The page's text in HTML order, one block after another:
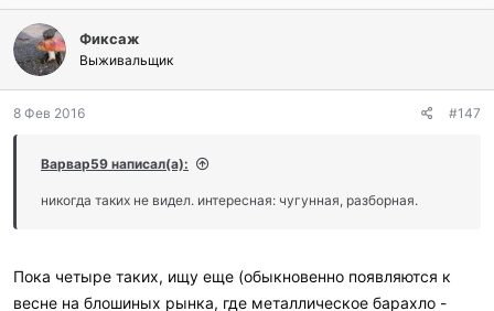
Фиксаж
Выживальщик
8 Фев 2016 #147
Варвар59 написал(а):
никогда таких не видел. интересная: чугунная, разборная.
Пока четыре таких, ищу еще (обыкновенно появляются к
весне на блошиных рынка, где металлическое барахло -